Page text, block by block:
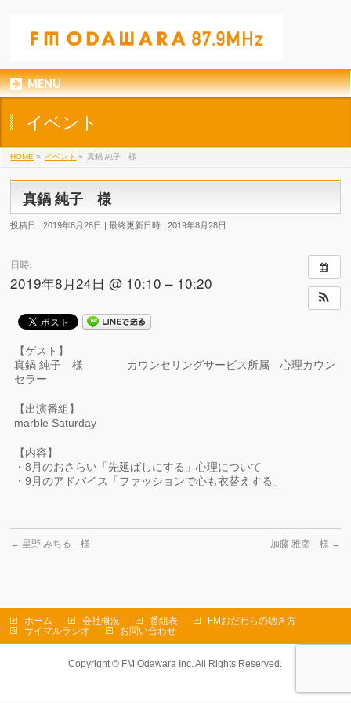
MENU
イベント
HOME » イベント » 真鍋 純子 様
真鍋 純子 様
投稿日 : 2019年8月28日 最終更新日時 : 2019年8月28日
日時:
2019年8月24日 @ 10:10 – 10:20
【ゲスト】
真鍋 純子 様 カウンセリングサービス所属 心理カウン
セラー
【出演番組】
marble Saturday
【内容】
・8月のおさらい「先延ばしにする」心理について
・9月のアドバイス「ファッションで心も衣替えする」
← 星野 みちる 様 加藤 雅彦 様 →
ホーム 会社概況 番組表
FMおだわらの聴き方
サイマルラジオ
お問い合わせ
Copyright © FM Odawara Inc. All Rights Reserved.